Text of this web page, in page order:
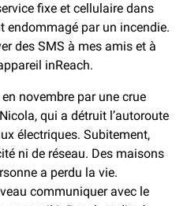
fixe et cellulaire dans
endommagé par un incendie.
des SMS à mes amis et à
inReach.
novembre par une crue
qui a détruit l’autoroute
électriques. Subitement,
ni de réseau. Des maisons
a perdu la vie.
communiquer avec le